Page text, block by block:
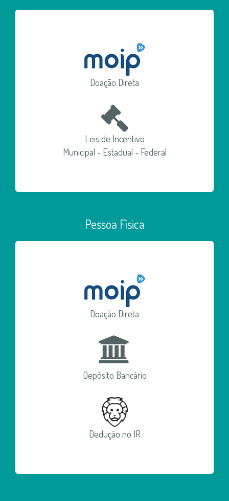
Doação Direta
Leis de Incentivo
Municipal - Estadual - Federal
Pessoa Física
Doação Direta
Depósito Bancário
Dedução no IR